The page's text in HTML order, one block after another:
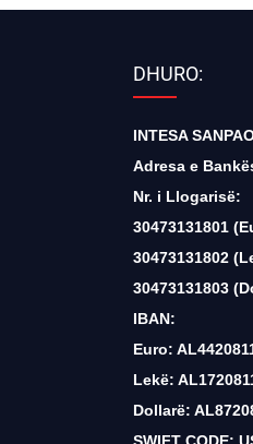
DHURO:
INTESA
Adresa e
Nr. i Llogarisë:
30473131801
30473131802
30473131803
IBAN:
Euro:
Lekë:
Dollarë: